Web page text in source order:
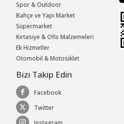
Spor & Outdoor
Bahçe ve Yapı Market
Süpermarket
Kırtasiye & Ofis Malzemeleri
Ek Hizmetler
Otomobil & Motosiklet
Bizi Takip Edin
Facebook
Twitter